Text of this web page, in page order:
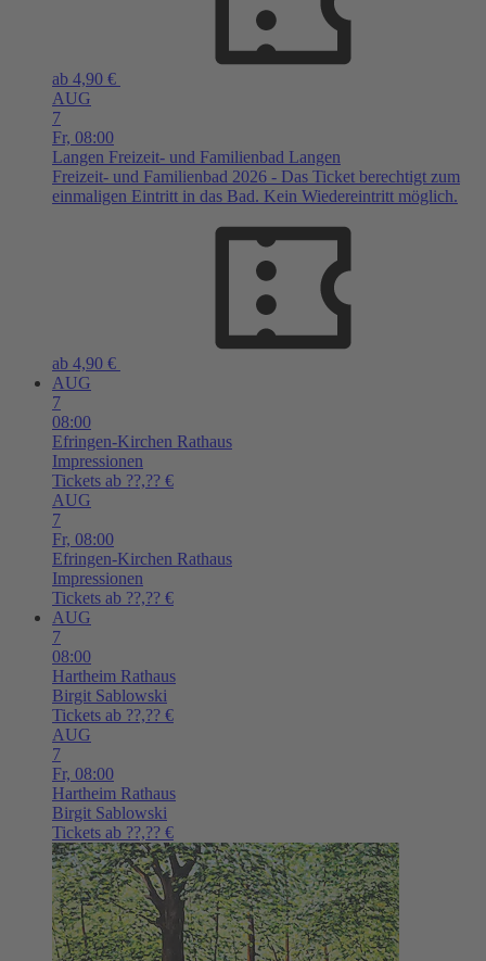
ab 4,90 €
AUG
7
Fr, 08:00
Langen Freizeit- und Familienbad Langen
Freizeit- und Familienbad 2026 - Das Ticket berechtigt zum
einmaligen Eintritt in das Bad. Kein Wiedereintritt möglich.
ab 4,90 €
AUG
7
08:00
Efringen-Kirchen Rathaus
Impressionen
Tickets ab ??,?? €
AUG
7
Fr, 08:00
Efringen-Kirchen Rathaus
Impressionen
Tickets ab ??,?? €
AUG
7
08:00
Hartheim Rathaus
Birgit Sablowski
Tickets ab ??,?? €
AUG
7
Fr, 08:00
Hartheim Rathaus
Birgit Sablowski
Tickets ab ??,?? €